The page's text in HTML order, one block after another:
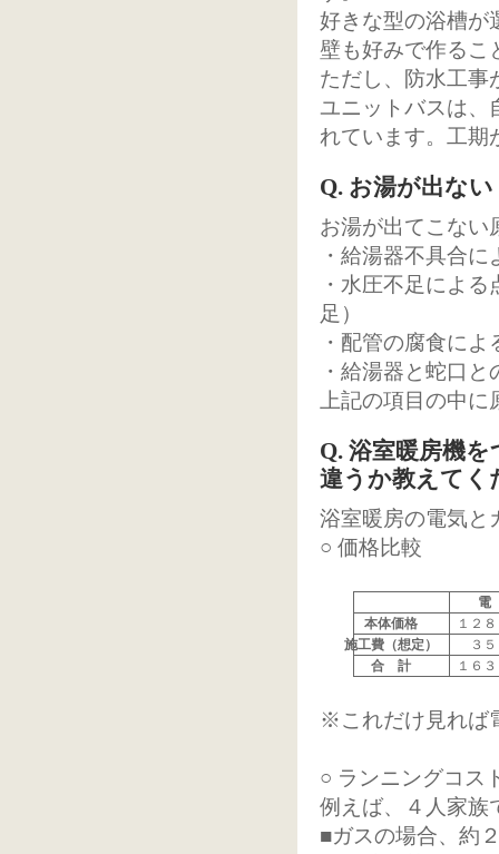
好きな型の浴槽が
壁も好みで作るこ
ただし、防水工事
ユニットバスは、
れています。工期
Q. お湯が出ない
お湯が出てこない
・給湯器不具合
・水圧不足によ
足）
・配管の腐食に
・給湯器と蛇口
上記の項目の中
Q. 浴室暖房機
違うか教えてく
浴室暖房の電気と
○ 価格比較
電
本体価格
１２
施工費（想定）
３
合 計
１６
※これだけ見れば
○ ランニングコス
例えば、４人家族
■ガスの場合、約